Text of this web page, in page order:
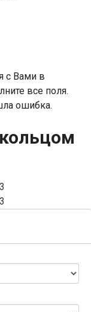
с Вами в
все поля.
ошибка.